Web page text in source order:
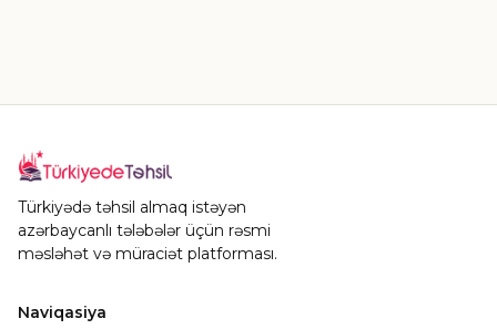
Türkiyədə təhsil almaq istəyən
azərbaycanlı tələbələr üçün rəsmi
məsləhət və müraciət platforması.
Naviqasiya